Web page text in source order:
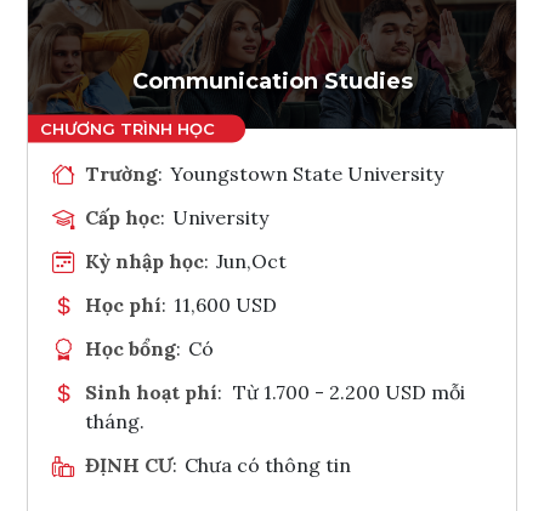
Tham vấn Interlink
Communication Studies
Trường: Youngstown State University
Cấp học: University
Kỳ nhập học: Jun,Oct
Học phí: 11,600 USD
Học bổng: Có
Sinh hoạt phí: Từ 1.700 - 2.200 USD mỗi
tháng.
ĐỊNH CƯ: Chưa có thông tin